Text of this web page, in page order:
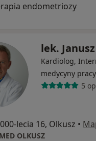
endometriozy
lek.
Kardiolog,
medycyny pracy
5
lecia 16, Olkusz •
OLKUSZ